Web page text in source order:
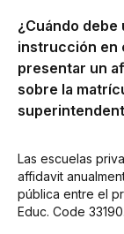
¿Cuándo debe
instrucción en
presentar un
sobre la
Las escuelas
affidavit
pública entre el
Educ. Code 33190.